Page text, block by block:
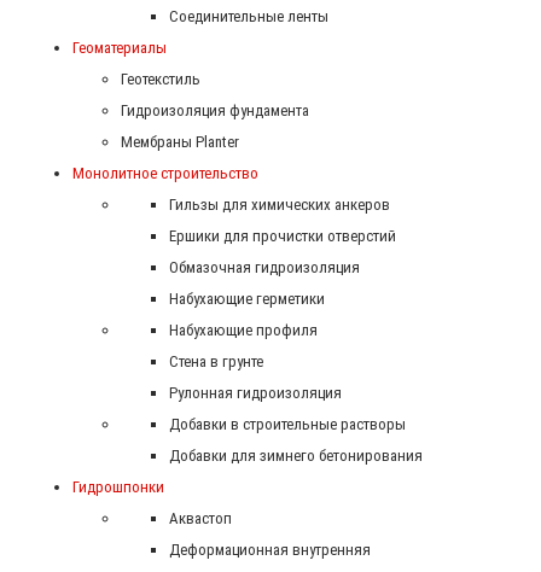
Соединительные ленты
Геоматериалы
Геотекстиль
Гидроизоляция фундамента
Мембраны Planter
Монолитное строительство
Гильзы для химических анкеров
Ершики для прочистки отверстий
Обмазочная гидроизоляция
Набухающие герметики
Набухающие профиля
Стена в грунте
Рулонная гидроизоляция
Добавки в строительные растворы
Добавки для зимнего бетонирования
Гидрошпонки
Аквастоп
Деформационная внутренняя